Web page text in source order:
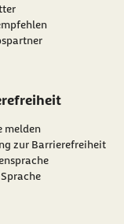
Link:
melden
zur Barrierefreiheit